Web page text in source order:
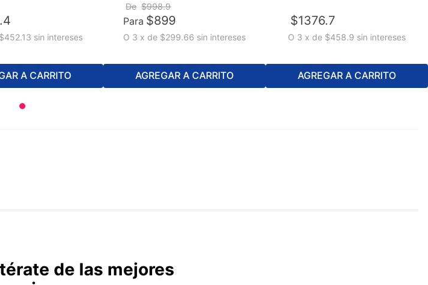
4
$452.13 sin intereses
A CARRITO
De $998.9
Para $899
O 3 x de $299.66 sin intereses
AGREGAR A CARRITO
$1376.7
O 3 x de $458.9 sin intereses
AGREGAR A CARRITO
de las mejores